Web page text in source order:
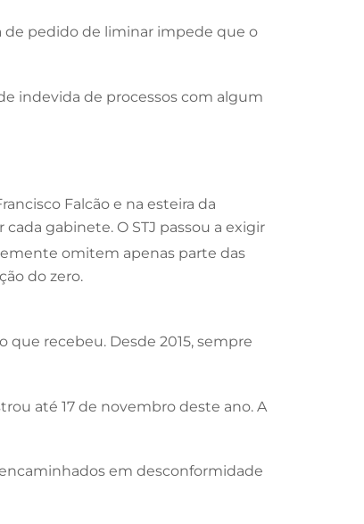
de pedido de liminar impede que o
indevida de processos com algum
omitem apenas parte das
do zero.
Falcão e na esteira da
gabinete. O STJ passou a exigir
recebeu. Desde 2015, sempre
até 17 de novembro deste ano. A
encaminhados em desconformidade